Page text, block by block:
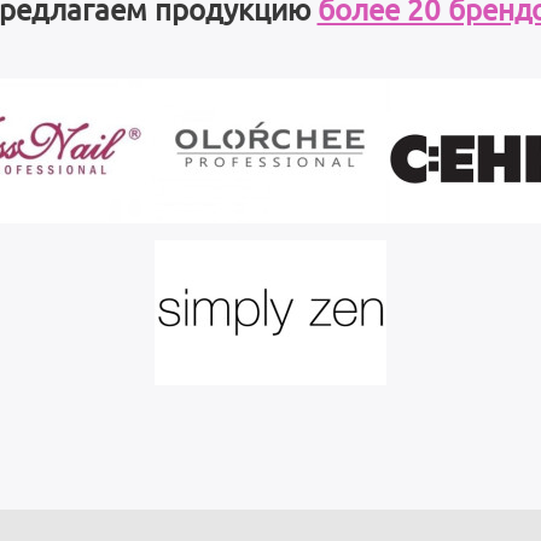
продукцию более 20